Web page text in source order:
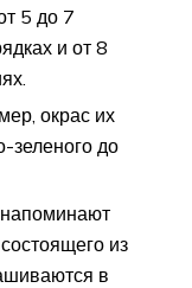
5 до 7
и от 8
окрас их
зеленого до
из
в